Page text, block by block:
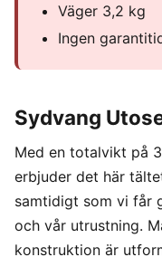
Väger 3,2 kg
Ingen
Sydvang
Med en totalvikt på
erbjuder det här
samtidigt som vi får
och vår utrustning.
konstruktion är